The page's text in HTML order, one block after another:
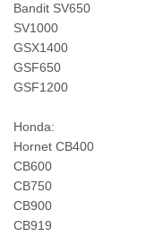
Bandit SV650
SV1000
GSX1400
GSF650
GSF1200
Honda:
Hornet CB400
CB600
CB750
CB900
CB919